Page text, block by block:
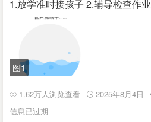
1.放学准时接孩子 2.辅导检查作业
图1
1.62万人浏览查看 2025年8月4日
信息已过期